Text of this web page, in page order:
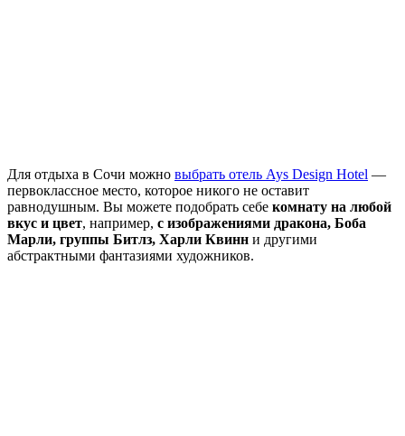
Для отдыха в Сочи можно выбрать отель Ays Design Hotel —
первоклассное место, которое никого не оставит
равнодушным. Вы можете подобрать себе комнату на любой
вкус и цвет, например, с изображениями дракона, Боба
Марли, группы Битлз, Харли Квинн и другими
абстрактными фантазиями художников.